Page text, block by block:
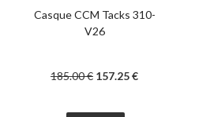
Casque CCM Tacks 310-
V26
185.00€ 157.25€